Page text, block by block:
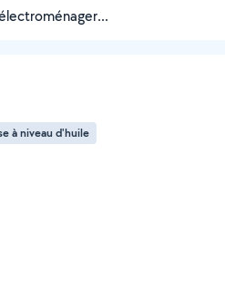
à niveau d'huile